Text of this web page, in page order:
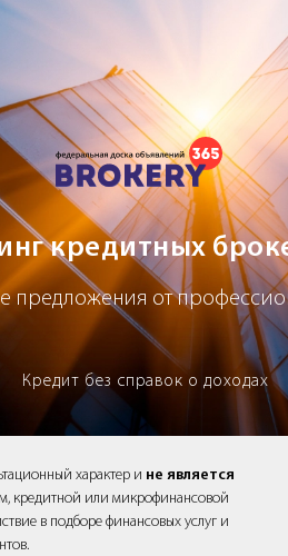
кредитных
предложения от
Кредит без справок о доходах
характер и не является
кредитной или микрофинансовой
в подборе финансовых услуг и